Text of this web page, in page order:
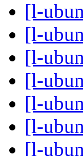
[l-
[l-
[l-
[l-
[l-
[l-
[l-